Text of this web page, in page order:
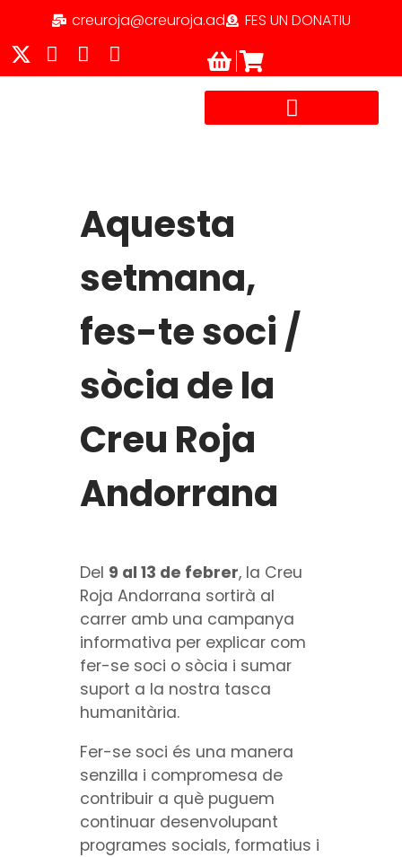
creuroja@creuroja.ad FES UN DONATIU
Aquesta
setmana,
fes-te soci /
sòcia de la
Creu Roja
Andorrana
Del 9 al 13 de febrer, la Creu
Roja Andorrana sortirà al
carrer amb una campanya
informativa per explicar com
fer-se soci o sòcia i sumar
suport a la nostra tasca
humanitària.
Fer-se soci és una manera
senzilla i compromesa de
contribuir a què puguem
continuar desenvolupant
programes socials, formatius i